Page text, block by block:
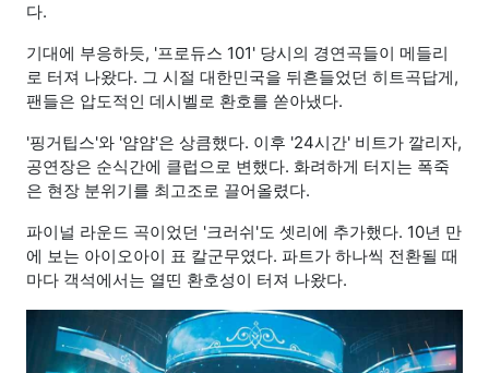
다.
기대에 부응하듯, '프로듀스 101' 당시의 경연곡들이 메들리
로 터져 나왔다. 그 시절 대한민국을 뒤흔들었던 히트곡답게,
팬들은 압도적인 데시벨로 환호를 쏟아냈다.
'핑거팁스'와 '얌얌'은 상큼했다. 이후 '24시간' 비트가 깔리자,
공연장은 순식간에 클럽으로 변했다. 화려하게 터지는 폭죽
은 현장 분위기를 최고조로 끌어올렸다.
파이널 라운드 곡이었던 '크러쉬'도 셋리에 추가했다. 10년 만
에 보는 아이오아이 표 칼군무였다. 파트가 하나씩 전환될 때
마다 객석에서는 열띤 환호성이 터져 나왔다.